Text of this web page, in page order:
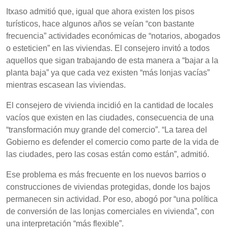
Itxaso admitió que, igual que ahora existen los pisos
turísticos, hace algunos años se veían “con bastante
frecuencia” actividades económicas de “notarios, abogados
o esteticien” en las viviendas. El consejero invitó a todos
aquellos que sigan trabajando de esta manera a “bajar a la
planta baja” ya que cada vez existen “más lonjas vacías”
mientras escasean las viviendas.
El consejero de vivienda incidió en la cantidad de locales
vacíos que existen en las ciudades, consecuencia de una
“transformación muy grande del comercio”. “La tarea del
Gobierno es defender el comercio como parte de la vida de
las ciudades, pero las cosas están como están”, admitió.
Ese problema es más frecuente en los nuevos barrios o
construcciones de viviendas protegidas, donde los bajos
permanecen sin actividad. Por eso, abogó por “una política
de conversión de las lonjas comerciales en vivienda”, con
una interpretación “más flexible”.